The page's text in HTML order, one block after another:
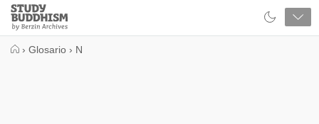
Close
Study
Buddhism
› Glosario › N